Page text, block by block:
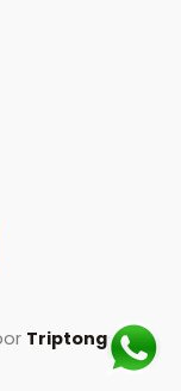
Triptongo